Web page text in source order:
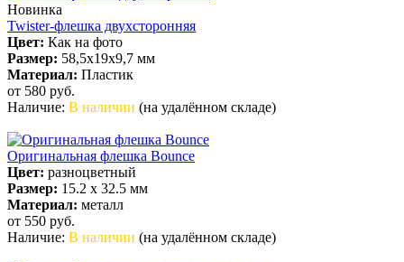
Новинка
Twister-флешка двухсторонняя
Цвет: Как на фото
Размер: 58,5х19х9,7 мм
Материал: Пластик
от 580 руб.
Наличие: В наличии (на удалённом складе)
Оригинальная флешка Bounce
Цвет: разноцветный
Размер: 15.2 х 32.5 мм
Материал: металл
от 550 руб.
Наличие: В наличии (на удалённом складе)